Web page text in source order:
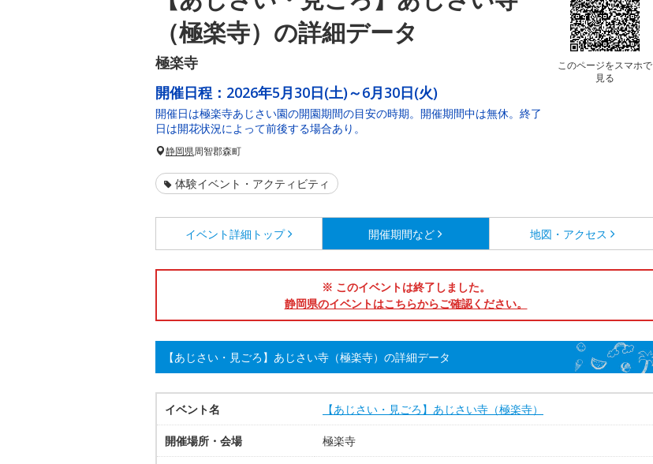
（極楽寺）の詳細データ
極楽寺
このページをスマホで
見る
開催日程： 2026年5月30日(土)～6月30日(火)
開催日は極楽寺あじさい園の開園期間の目安の時期。開催期間中は無休。終了
日は開花状況によって前後する場合あり。
静岡県周智郡森町
体験イベント・アクティビティ
イベント詳細 トップ 開催期間など 地図・アクセス
※ このイベントは終了しました。
静岡県のイベントはこちらからご確認ください。
【あじさい・見ごろ】あじさい寺（極楽寺）の詳細データ
イベント名 【あじさい・見ごろ】あじさい寺（極楽寺）
開催場所・会場 極楽寺